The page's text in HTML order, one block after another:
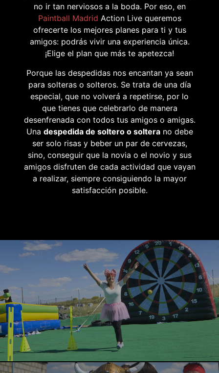
no ir tan nerviosos a la boda. Por eso, en
Paintball Madrid Action Live queremos
ofrecerte los mejores planes para ti y tus
amigos: podrás vivir una experiencia única.
¡Elige el plan que más te apetezca!
Porque las despedidas nos encantan ya sean
para solteras o solteros. Se trata de una día
especial, que no volverá a repetirse, por lo
que tienes que celebrarlo de manera
desenfrenada con todos tus amigos o amigas.
Una despedida de soltero o solterano debe
ser solo risas y beber un par de cervezas,
sino, conseguir que la novia o el novio y sus
amigos disfruten de cada actividad que vayan
a realizar, siempre consiguiendo la mayor
satisfacción posible.